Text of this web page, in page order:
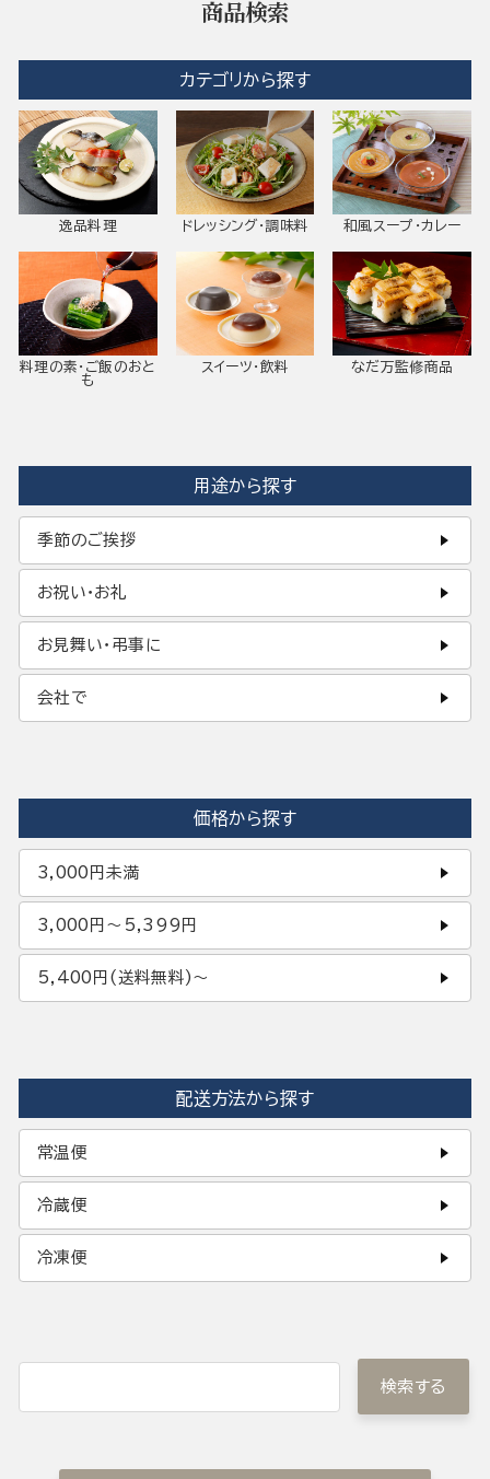
商品検索
カテゴリから探す
逸品料理 ドレッシング・調味料 和風スープ・カレー
料理の素・ご飯のおと
も
スイーツ・飲料 なだ万監修商品
用途から探す
季節のご挨拶
お祝い・お礼
お見舞い・弔事に
会社で
価格から探す
3,000円未満
3,000円〜5,399円
5,400円(送料無料)〜
配送方法から探す
常温便
冷蔵便
冷凍便
検索する